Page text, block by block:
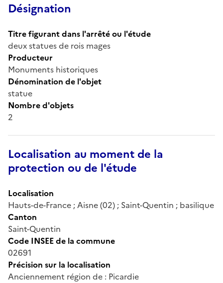
Désignation
Titre figurant dans l'arrêté ou l'étude
deux statues de rois mages
Producteur
Monuments historiques
Dénomination de l'objet
statue
Nombre d'objets
2
Localisation au moment de la
protection ou de l'étude
Localisation
Hauts-de-France ; Aisne (02) ; Saint-Quentin ; basilique
Canton
Saint-Quentin
Code INSEE de la commune
02691
Précision sur la localisation
Anciennement région de : Picardie